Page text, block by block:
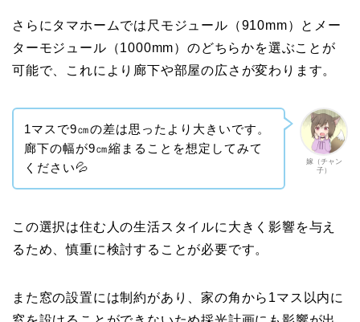
さらにタマホームでは尺モジュール（910mm）とメー
ターモジュール（1000mm）のどちらかを選ぶことが
可能で、これにより廊下や部屋の広さが変わります。
嫁（チャン
子）
1マスで9㎝の差は思ったより大きいです。
廊下の幅が9㎝縮まることを想定してみて
ください💦
この選択は住む人の生活スタイルに大きく影響を与え
るため、慎重に検討することが必要です。
また窓の設置には制約があり、家の角から1マス以内に